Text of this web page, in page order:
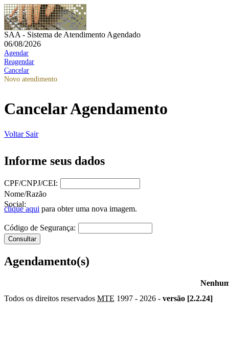
SAA - Sistema de Atendimento Agendado
06/08/2026
Agendar
Reagendar
Cancelar
Novo atendimento
Cancelar Agendamento
Voltar Sair
Informe seus dados
CPF/CNPJ/CEI:
Nome/Razão
Social:
clique aqui para obter uma nova imagem.
Código de Segurança:
Agendamento(s)
Todos os direitos reservados MTE 1997 - 2026 - versão [2.2.24]